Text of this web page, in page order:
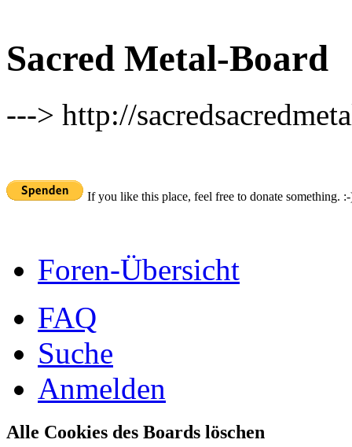
Sacred Metal-Board
---> http://
If you like this place, feel free to donate something.
Foren-Übersicht
FAQ
Suche
Anmelden
Alle Cookies des Boards löschen